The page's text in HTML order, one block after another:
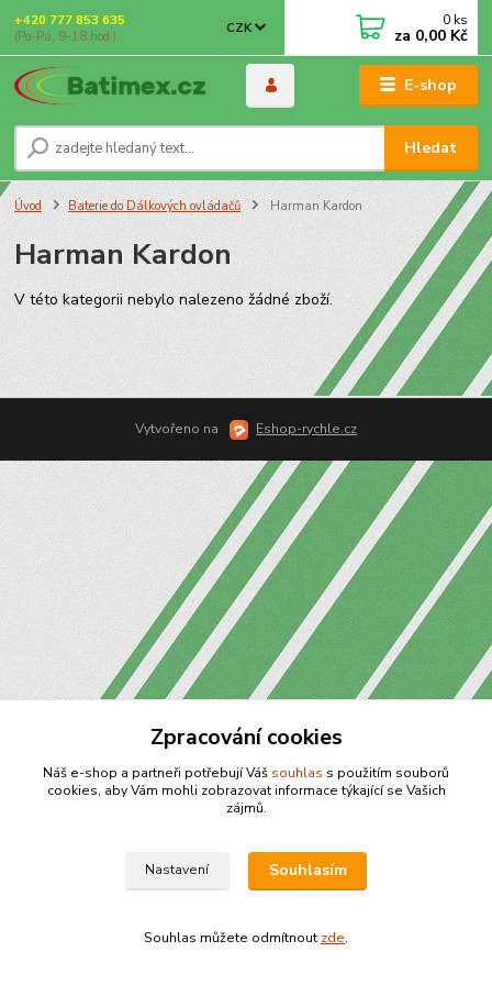
E-shop
CZK
Hledat
+420 777 853 635
(Po-Pá, 9-18 hod.)
0 ks
za 0,00 Kč
Úvod Baterie do Dálkových ovládačů Harman Kardon
Harman Kardon
V této kategorii nebylo nalezeno žádné zboží.
Vytvořeno na Eshop-rychle.cz
Zpracování cookies
Náš e-shop a partneři potřebují Váš souhlas s použitím souborů
cookies, aby Vám mohli zobrazovat informace týkající se Vašich
zájmů.
Nastavení Souhlasím
Souhlas můžete odmítnout zde.